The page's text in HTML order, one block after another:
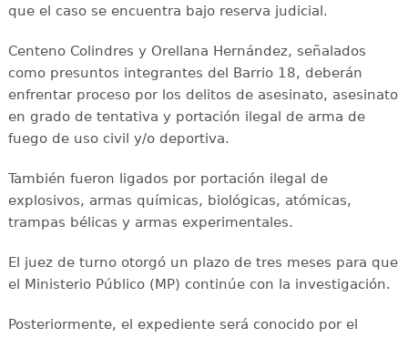
que el caso se encuentra bajo reserva judicial.
Centeno Colindres y Orellana Hernández, señalados
como presuntos integrantes del Barrio 18, deberán
enfrentar proceso por los delitos de asesinato, asesinato
en grado de tentativa y portación ilegal de arma de
fuego de uso civil y/o deportiva.
También fueron ligados por portación ilegal de
explosivos, armas químicas, biológicas, atómicas,
trampas bélicas y armas experimentales.
El juez de turno otorgó un plazo de tres meses para que
el Ministerio Público (MP) continúe con la investigación.
Posteriormente, el expediente será conocido por el